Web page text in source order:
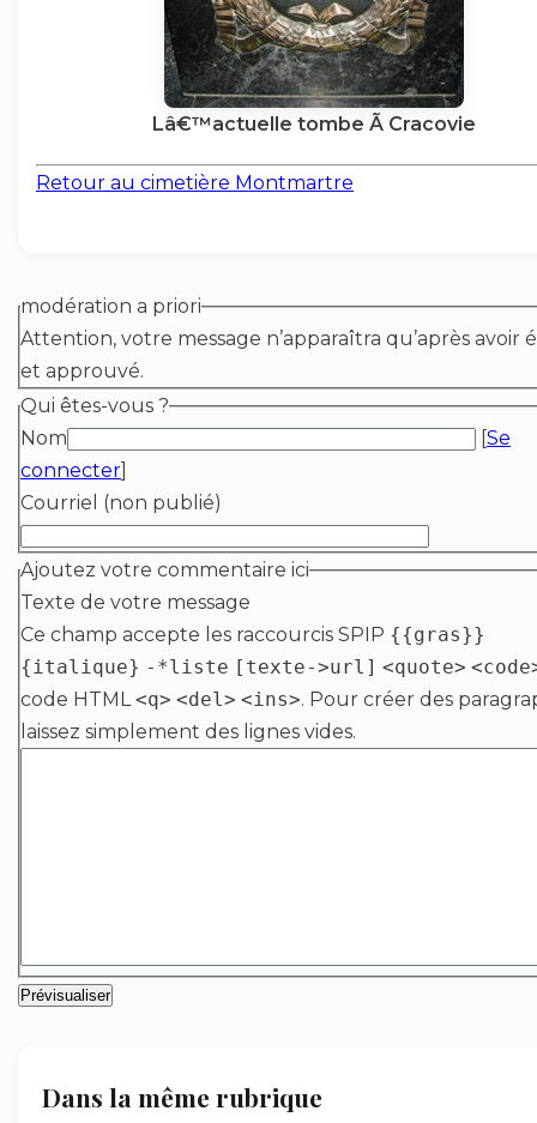
Lâ€™actuelle tombe Ã Cracovie
Retour au cimetière Montmartre
modération a priori
Attention, votre message n’apparaîtra qu’après avoir
et approuvé.
Qui êtes-vous ?
Nom
[Se
connecter]
Courriel (non publié)
Ajoutez votre commentaire ici
Texte de votre message
Ce champ accepte les raccourcis SPIP {{gras}}
{italique} -*liste [texte->url] <quote>
code HTML<q> <del> <ins>. Pour créer des
laissez simplement des lignes vides.
Dans la même rubrique